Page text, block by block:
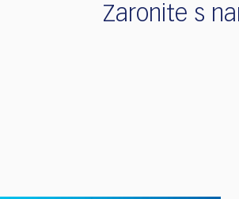
Zaronite s